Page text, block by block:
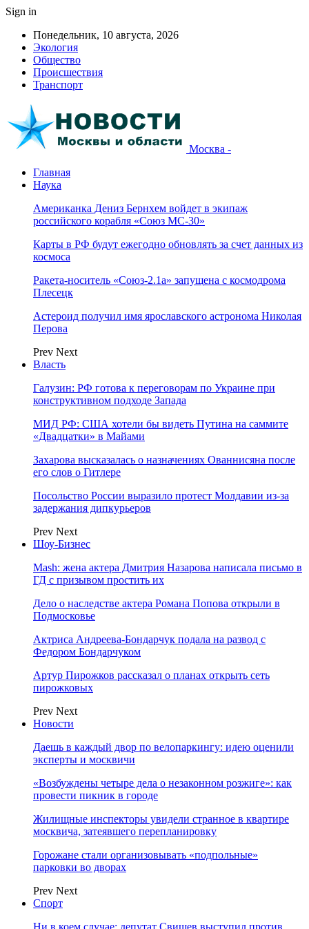
Sign in
Понедельник, 10 августа, 2026
Экология
Общество
Происшествия
Транспорт
Москва -
Главная
Наука
Американка Дениз Бернхем войдет в экипаж
российского корабля «Союз МС-30»
Карты в РФ будут ежегодно обновлять за счет данных из
космоса
Ракета-носитель «Союз-2.1а» запущена с космодрома
Плесецк
Астероид получил имя ярославского астронома Николая
Перова
Prev Next
Власть
Галузин: РФ готова к переговорам по Украине при
конструктивном подходе Запада
МИД РФ: США хотели бы видеть Путина на саммите
«Двадцатки» в Майами
Захарова высказалась о назначениях Ованнисяна после
его слов о Гитлере
Посольство России выразило протест Молдавии из-за
задержания дипкурьеров
Prev Next
Шоу-Бизнес
Mash: жена актера Дмитрия Назарова написала письмо в
ГД с призывом простить их
Дело о наследстве актера Романа Попова открыли в
Подмосковье
Актриса Андреева-Бондарчук подала на развод с
Федором Бондарчуком
Артур Пирожков рассказал о планах открыть сеть
пирожковых
Prev Next
Новости
Даешь в каждый двор по велопаркингу: идею оценили
эксперты и москвичи
«Возбуждены четыре дела о незаконном розжиге»: как
провести пикник в городе
Жилищные инспекторы увидели странное в квартире
москвича, затеявшего перепланировку
Горожане стали организовывать «подпольные»
парковки во дворах
Prev Next
Спорт
Ни в коем случае: депутат Свищев выступил против